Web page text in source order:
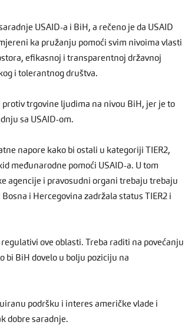
USAID-a i BiH, a rečeno je da USAID
ka pružanju pomoći svim nivoima vlasti
efikasnoj i transparentnoj državnoj
i tolerantnog društva.
trgovine ljudima na nivou BiH, jer je to
sa USAID-om.
napore kako bi ostali u kategoriji TIER2,
međunarodne pomoći USAID-a. U tom
agencije i pravosudni organi trebaju trebaju
i Hercegovina zadržala status TIER2 i
ove oblasti. Treba raditi na povećanju
bi BiH dovelo u bolju poziciju na
podršku i interes američke vlade i
dobre saradnje.